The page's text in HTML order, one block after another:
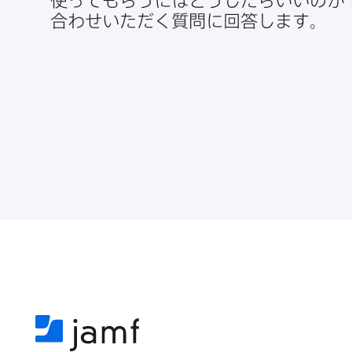
合わせいただく​質問に​回答します。